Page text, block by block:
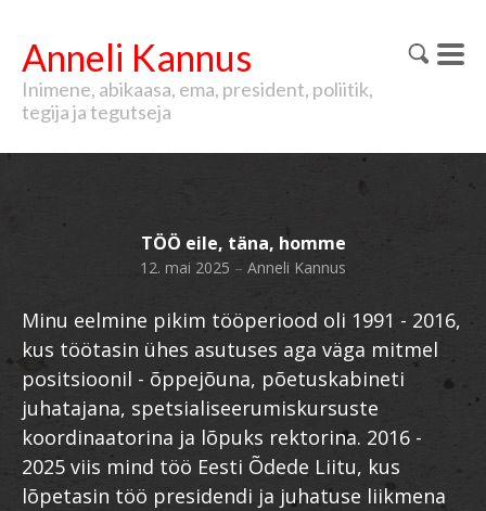
Anneli Kannus
Inimene, abikaasa, ema, president, poliitik,
tegija ja tegutseja
TÖÖ eile, täna, homme
12. mai 2025 – Anneli Kannus
Minu eelmine pikim tööperiood oli 1991 - 2016,
kus töötasin ühes asutuses aga väga mitmel
positsioonil - õppejõuna, põetuskabineti
juhatajana, spetsialiseerumiskursuste
koordinaatorina ja lõpuks rektorina. 2016 -
2025 viis mind töö Eesti Õdede Liitu, kus
lõpetasin töö presidendi ja juhatuse liikmena